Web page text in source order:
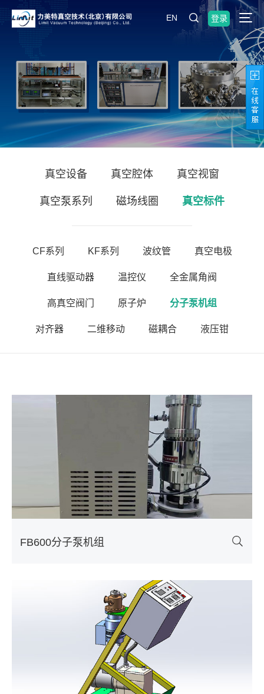
EN 登录
真空设备 真空腔体 真空视窗
真空泵系列 磁场线圈 真空标件
CF系列 KF系列 波纹管 真空电极
直线驱动器 温控仪 全金属角阀
高真空阀门 原子炉 分子泵机组
对齐器 二维移动 磁耦合 液压钳
FB600分子泵机组